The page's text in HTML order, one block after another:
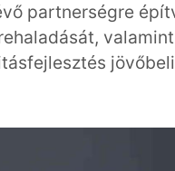
partnerségre
valamint
jövőbeli